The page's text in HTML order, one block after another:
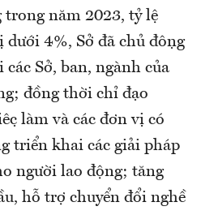
trong năm 2023, tỷ lệ
4%, Sở đã chủ động
Sở, ban, ngành của
đồng thời chỉ đạo
làm và các đơn vị có
triển khai các giải pháp
người lao động; tăng
hỗ trợ chuyển đổi nghề